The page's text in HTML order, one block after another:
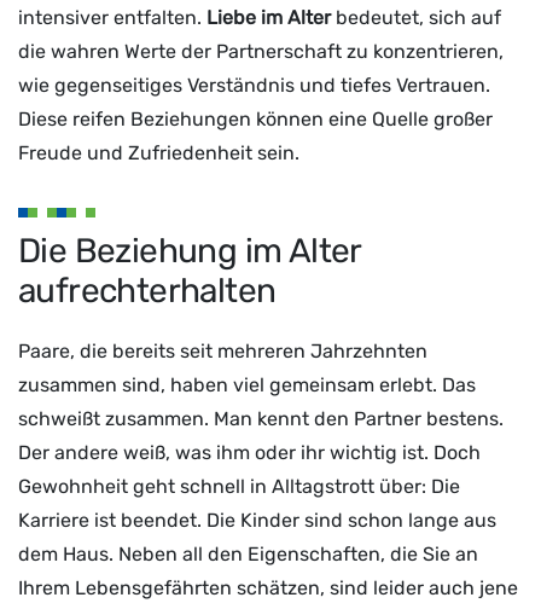
intensiver entfalten. Liebe im Alterbedeutet, sich auf
die wahren Werte der Partnerschaft zu konzentrieren,
wie gegenseitiges Verständnis und tiefes Vertrauen.
Diese reifen Beziehungen können eine Quelle großer
Freude und Zufriedenheit sein.
Die Beziehung im Alter
aufrechterhalten
Paare, die bereits seit mehreren Jahrzehnten
zusammen sind, haben viel gemeinsam erlebt. Das
schweißt zusammen. Man kennt den Partner bestens.
Der andere weiß, was ihm oder ihr wichtig ist. Doch
Gewohnheit geht schnell in Alltagstrott über: Die
Karriere ist beendet. Die Kinder sind schon lange aus
dem Haus. Neben all den Eigenschaften, die Sie an
Ihrem Lebensgefährten schätzen, sind leider auch jene